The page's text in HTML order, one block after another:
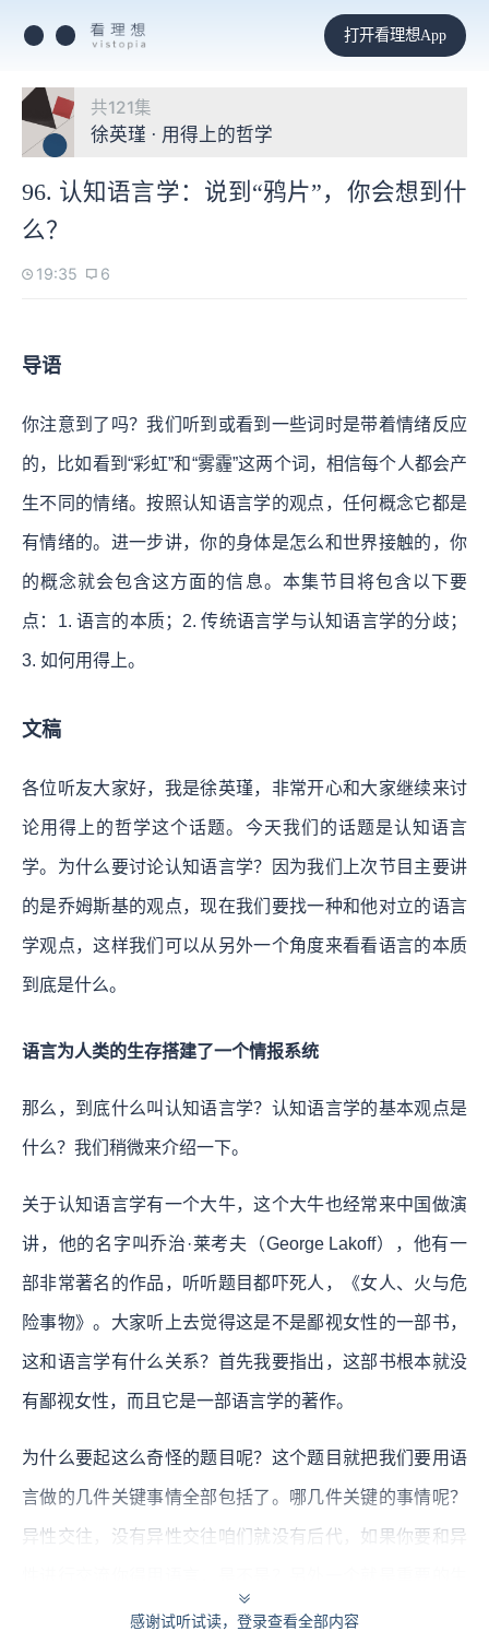
打开看理想App
共121集
徐英瑾 · 用得上的哲学
96. 认知语言学：说到“鸦片”，你会想到什
么？
19:35 6
导语
你注意到了吗？我们听到或看到一些词时是带着情绪反应
的，比如看到“彩虹”和“雾霾”这两个词，相信每个人都会产
生不同的情绪。按照认知语言学的观点，任何概念它都是
有情绪的。进一步讲，你的身体是怎么和世界接触的，你
的概念就会包含这方面的信息。本集节目将包含以下要
点：1. 语言的本质；2. 传统语言学与认知语言学的分歧；
3. 如何用得上。
文稿
各位听友大家好，我是徐英瑾，非常开心和大家继续来讨
论用得上的哲学这个话题。今天我们的话题是认知语言
学。为什么要讨论认知语言学？因为我们上次节目主要讲
的是乔姆斯基的观点，现在我们要找一种和他对立的语言
学观点，这样我们可以从另外一个角度来看看语言的本质
到底是什么。
语言为人类的生存搭建了一个情报系统
那么，到底什么叫认知语言学？认知语言学的基本观点是
什么？我们稍微来介绍一下。
关于认知语言学有一个大牛，这个大牛也经常来中国做演
讲，他的名字叫乔治·莱考夫（George Lakoff），他有一
部非常著名的作品，听听题目都吓死人，《女人、火与危
险事物》。大家听上去觉得这是不是鄙视女性的一部书，
这和语言学有什么关系？首先我要指出，这部书根本就没
有鄙视女性，而且它是一部语言学的著作。
为什么要起这么奇怪的题目呢？这个题目就把我们要用语
言做的几件关键事情全部包括了。哪几件关键的事情呢？
异性交往，没有异性交往咱们就没有后代，如果你要和异
产技术，生火就是原始人最重要的生产技术之一，你要把
感谢试听试读，登录查看全部内容